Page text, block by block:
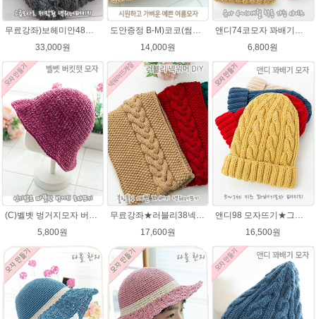
무료강좌)보헤미안48넥워머뜨기★그레이스메리노울 뜨개실 털실 뜨개질
33,000원
도안증정 B-M)코코(썸머라피아)바캉스 코바늘 모자뜨기 뜨개질
14,000원
앤디74코모자 꽈배기★오슬로울 74코앤디모자도안 + 뜨개실 1볼)
6,800원
5,800원
17,600원
16,500원